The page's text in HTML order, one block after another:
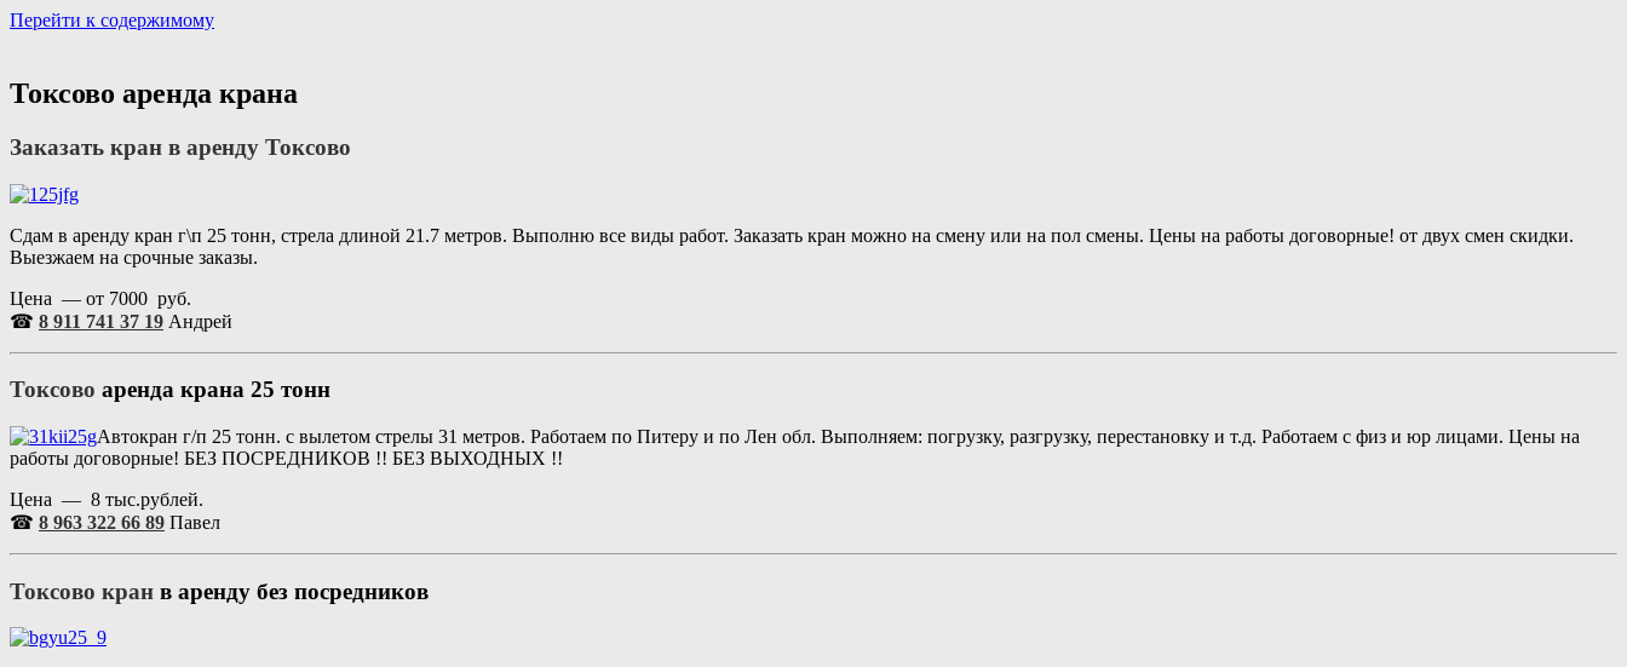
Перейти к содержимому
Токсово аренда крана
Заказать кран в аренду Токсово
Сдам в аренду кран г\п 25 тонн, стрела длиной 21.7 метров. Выполню все виды работ. Заказать кран можно на смену или на пол смены. Цены на работы договорные! от двух смен скидки.
Выезжаем на срочные заказы.
Цена — от 7000 руб.
☎ 8 911 741 37 19 Андрей
Токсово аренда крана 25 тонн
Автокран г/п 25 тонн. с вылетом стрелы 31 метров. Работаем по Питеру и по Лен обл. Выполняем: погрузку, разгрузку, перестановку и т.д. Работаем с физ и юр лицами. Цены на
работы договорные! БЕЗ ПОСРЕДНИКОВ !! БЕЗ ВЫХОДНЫХ !!
Цена — 8 тыс.рублей.
☎ 8 963 322 66 89 Павел
Токсово кран в аренду без посредников